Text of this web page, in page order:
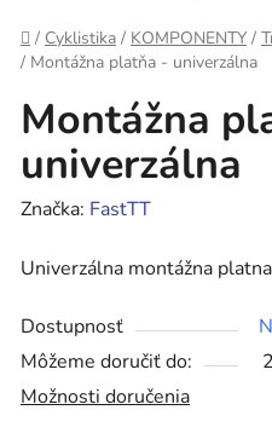
Domov
/ Cyklistika / KOMPONENTY /
/ Montážna platňa - univerzálna
Montážna
univerzálna
Značka: FastTT
Univerzálna montážna
Dostupnosť
Môžeme doručiť do:
Možnosti doručenia